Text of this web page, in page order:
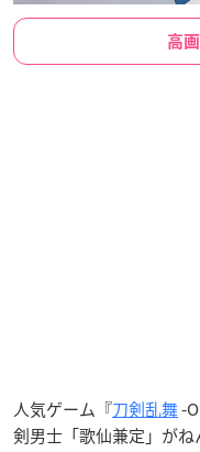
高
人気ゲーム『刀剣乱舞-
剣男士「歌仙兼定」が